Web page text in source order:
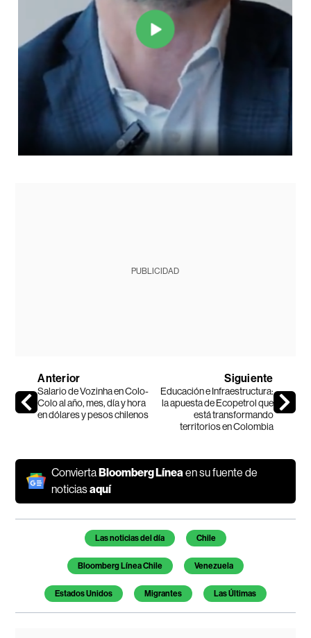
PUBLICIDAD
Anterior
Salario de Vozinha en Colo-
Colo al año, mes, día y hora
en dólares y pesos chilenos
Siguiente
Educación e Infraestructura:
la apuesta de Ecopetrol que
está transformando
territorios en Colombia
ConviertaBloomberg Línea en su fuente de
noticiasaquí
Temas de este artículo
Las noticias del día Chile
Bloomberg Línea Chile Venezuela
Estados Unidos Migrantes Las Últimas